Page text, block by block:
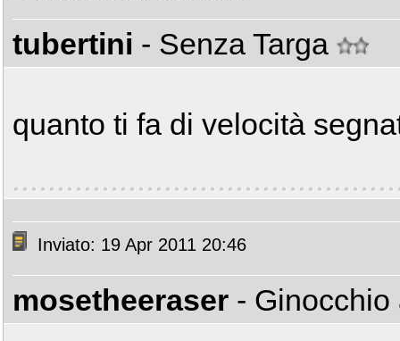
tubertini - Senza Targa
quanto ti fa di velocità
Inviato: 19 Apr 2011 20:46
mosetheeraser -